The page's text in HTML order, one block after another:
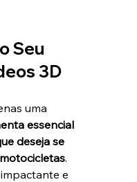
Seu
3D
uma
essencial
deseja se
.
e